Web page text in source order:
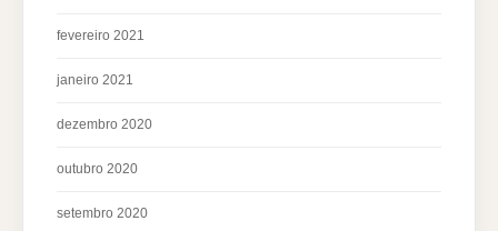
fevereiro 2021
janeiro 2021
dezembro 2020
outubro 2020
setembro 2020